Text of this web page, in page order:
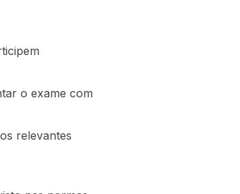
o exame com
relevantes